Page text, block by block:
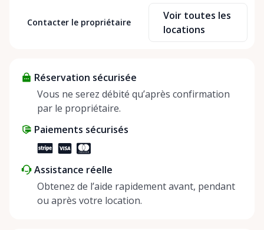
At Cody Party Rentals, we believe in the power of
sharing—giving others the chance to rent out their
helping people enjoy more for less while making a
positive impact on the environment. By choosing to
share instead of buy, we’re all doing our part to
Contacter le propriétaire
Voir toutes les
locations
Réservation sécurisée
Vous ne serez débité qu’après confirmation
par le propriétaire.
Paiements sécurisés
Assistance réelle
Obtenez de l’aide rapidement avant, pendant
ou après votre location.